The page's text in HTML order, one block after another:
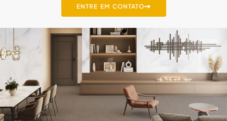
ENTRE EM CONTATO